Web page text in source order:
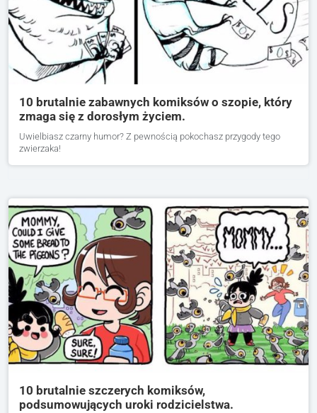
10 brutalnie zabawnych komiksów o szopie, który
zmaga się z dorosłym życiem.
Uwielbiasz czarny humor? Z pewnością pokochasz przygody tego
zwierzaka!
10 brutalnie szczerych komiksów,
podsumowujących uroki rodzicielstwa.